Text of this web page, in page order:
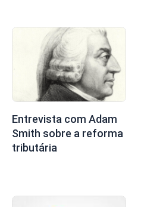
Entrevista com Adam
Smith sobre a reforma
tributária